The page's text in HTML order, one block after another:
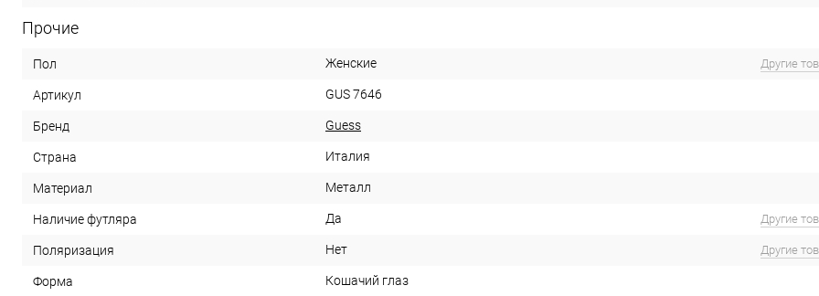
Прочие
Пол Женские Другие
Артикул GUS 7646
Бренд Guess
Страна Италия
Материал Металл
Наличие футляра Да Другие
Поляризация Нет Другие
Форма Кошачий глаз